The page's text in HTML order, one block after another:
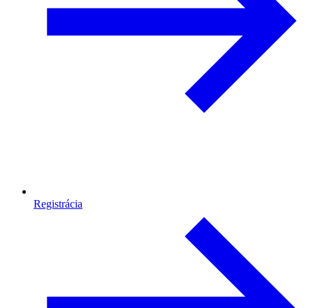
Registrácia